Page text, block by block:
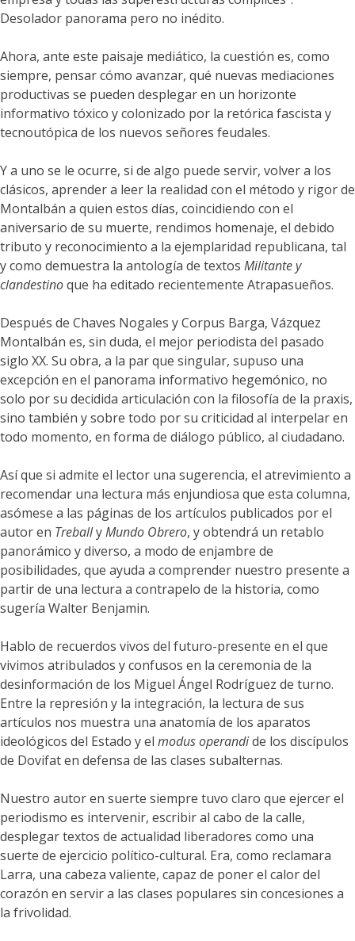
Desolador panorama pero no inédito.
Ahora, ante este paisaje mediático, la cuestión es, como
siempre, pensar cómo avanzar, qué nuevas mediaciones
productivas se pueden desplegar en un horizonte
informativo tóxico y colonizado por la retórica fascista y
tecnoutópica de los nuevos señores feudales.
Y a uno se le ocurre, si de algo puede servir, volver a los
clásicos, aprender a leer la realidad con el método y rigor de
Montalbán a quien estos días, coincidiendo con el
aniversario de su muerte, rendimos homenaje, el debido
tributo y reconocimiento a la ejemplaridad republicana, tal
y como demuestra la antología de textos Militante y
clandestinoque ha editado recientemente Atrapasueños.
Después de Chaves Nogales y Corpus Barga, Vázquez
Montalbán es, sin duda, el mejor periodista del pasado
siglo XX. Su obra, a la par que singular, supuso una
excepción en el panorama informativo hegemónico, no
solo por su decidida articulación con la filosofía de la praxis,
sino también y sobre todo por su criticidad al interpelar en
todo momento, en forma de diálogo público, al ciudadano.
Así que si admite el lector una sugerencia, el atrevimiento a
recomendar una lectura más enjundiosa que esta columna,
asómese a las páginas de los artículos publicados por el
autor en TreballyMundo Obrero, y obtendrá un retablo
panorámico y diverso, a modo de enjambre de
posibilidades, que ayuda a comprender nuestro presente a
partir de una lectura a contrapelo de la historia, como
sugería Walter Benjamin.
Hablo de recuerdos vivos del futuro-presente en el que
vivimos atribulados y confusos en la ceremonia de la
desinformación de los Miguel Ángel Rodríguez de turno.
Entre la represión y la integración, la lectura de sus
artículos nos muestra una anatomía de los aparatos
ideológicos del Estado y el modus operandide los discípulos
de Dovifat en defensa de las clases subalternas.
Nuestro autor en suerte siempre tuvo claro que ejercer el
periodismo es intervenir, escribir al cabo de la calle,
desplegar textos de actualidad liberadores como una
suerte de ejercicio político-cultural. Era, como reclamara
Larra, una cabeza valiente, capaz de poner el calor del
corazón en servir a las clases populares sin concesiones a
la frivolidad.